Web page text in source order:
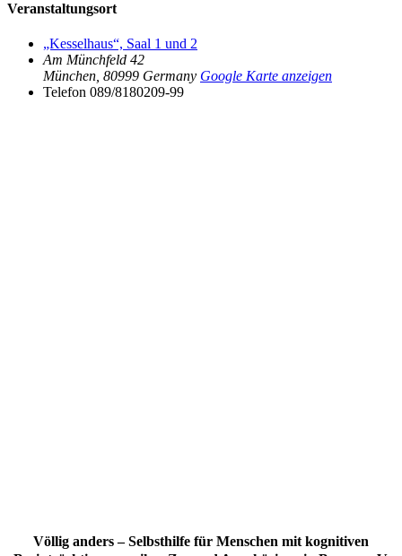
Veranstaltungsort
„Kesselhaus“, Saal 1 und 2
Am Münchfeld 42
München 80999 Germany Google Karte anzeigen
Telefon 089/8180209-99
Völlig anders – Selbsthilfe für Menschen mit kognitiven